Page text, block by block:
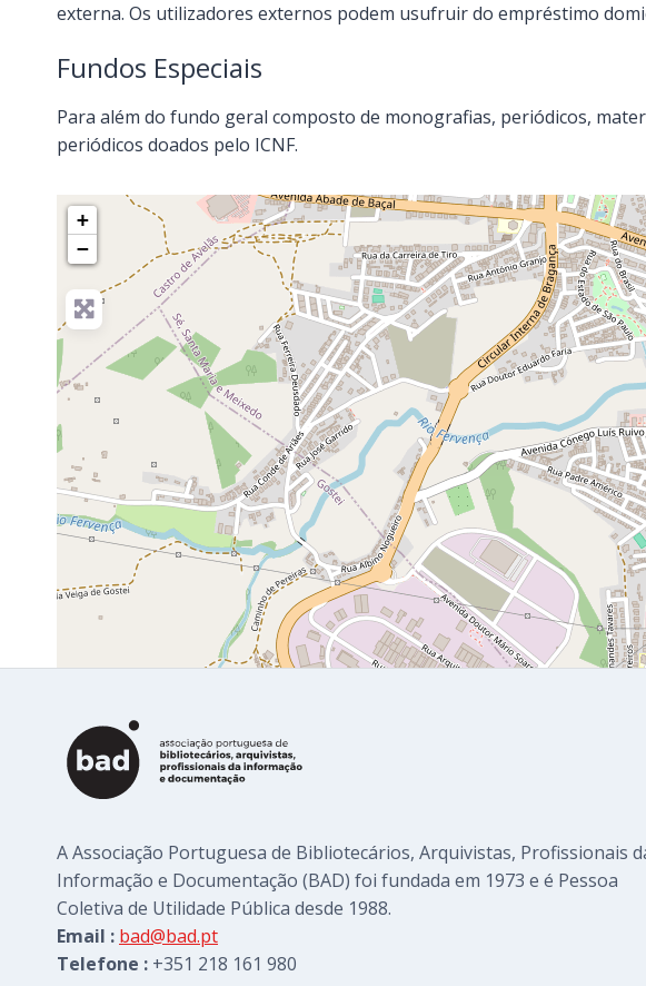
externa. Os utilizadores externos podem usufruir do empréstimo
Fundos Especiais
Para além do fundo geral composto de monografias, periódicos,
periódicos doados pelo ICNF.
+
−
A Associação Portuguesa de Bibliotecários, Arquivistas, Profissionais
Informação e Documentação (BAD) foi fundada em 1973 e é Pessoa
Coletiva de Utilidade Pública desde 1988.
Email : bad@bad.pt
Telefone : +351 218 161 980